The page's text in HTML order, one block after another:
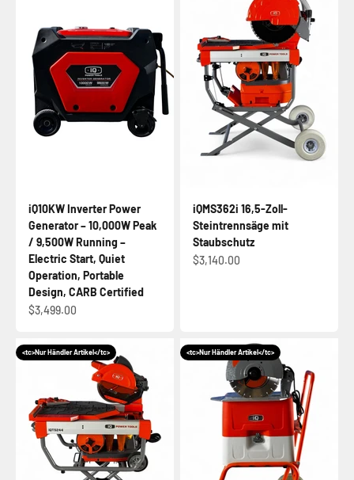
iQ10KW Inverter Power
Generator – 10,000W Peak
/ 9,500W Running –
Electric Start, Quiet
Operation, Portable
Design, CARB Certified
Angebot
$3,499.00
iQMS362i 16,5-Zoll-
Steintrennsäge mit
Staubschutz
Angebot
$3,140.00
<tc>Nur Händler Artikel</tc> <tc>Nur Händler Artikel</tc>